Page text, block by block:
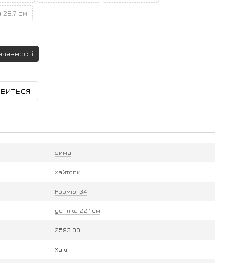
28.7 см
зима
хайтопи
Розмір: 34
устілка 22.1 см
2593.00
Хакі